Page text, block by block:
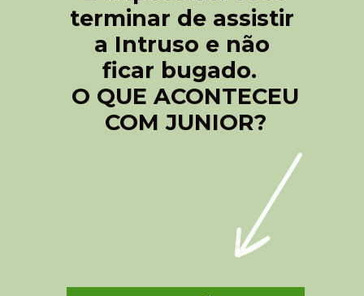
terminar de assistir
a Intruso e não
ficar bugado.
O QUE ACONTECEU
COM JUNIOR?